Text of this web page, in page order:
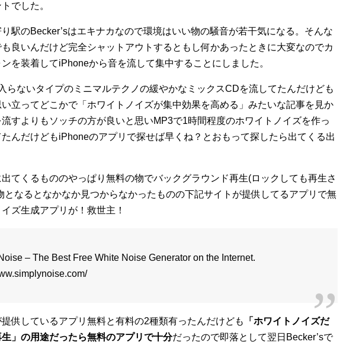
でした。
駅のBecker’sはエキナカなので環境はいい物の騒音が若干気になる。そんな
良いんだけど完全シャットアウトするともし何かあったときに大変なのでカ
を装着してiPhoneから音を流して集中することにしました。
らないタイプのミニマルテクノの緩やかなミックスCDを流してたんだけども
立ってどこかで「ホワイトノイズが集中効果を高める」みたいな記事を見か
すよりもソッチの方が良いと思いMP3で1時間程度のホワイトノイズを作っ
んだけどもiPhoneのアプリで探せば早くね？とおもって探したら出てくる出
てくるもののやっぱり無料の物でバックグラウンド再生(ロックしても再生さ
となるとなかなか見つからなかったものの下記サイトが提供してるアプリで無
ズ生成アプリが！救世主！
– The Best Free White Noise Generator on the Internet.
供しているアプリ無料と有料の2種類有ったんだけども
「ホワイトノイズだ
」の用途だったら無料のアプリで十分だったので即落として翌日Becker’sで